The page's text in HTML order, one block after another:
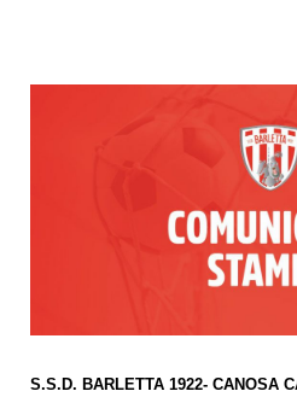
S.S.D. BARLETTA 1922- CANOSA